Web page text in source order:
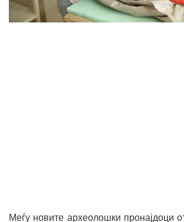
Меѓу новите археолошки пронајдоци